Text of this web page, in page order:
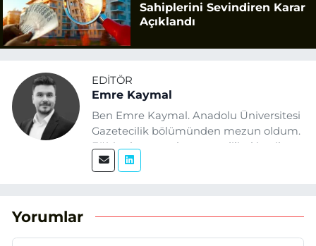
Sahiplerini Sevindiren Karar
Açıklandı
EDITÖR
Emre Kaymal
Ben Emre Kaymal. Anadolu Üniversitesi
Gazetecilik bölümünden mezun oldum.
Eğitim hayatım boyunca dijital içerik
üretimi ve arama motoru
temel alıyorum.
Yorumlar